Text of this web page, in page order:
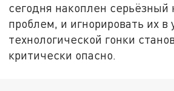
сегодня накоплен серьёзный
проблем, и игнорировать их в
технологической гонки
критически опасно.